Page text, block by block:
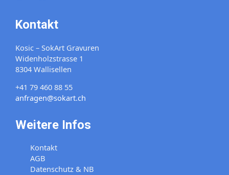
Kontakt
Kosic – SokArt Gravuren
Widenholzstrasse 1
8304 Wallisellen
+41 79 460 88 55
anfragen@sokart.ch
Weitere Infos
Kontakt
AGB
Datenschutz & NB